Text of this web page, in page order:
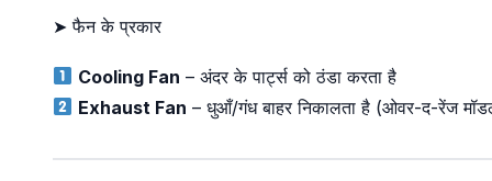
➤ फैन के प्रकार
Cooling Fan – अंदर के पार्ट्स को ठंडा करता है
Exhaust Fan – धुआँ/गंध बाहर निकालता है (ओवर-द-रेंज